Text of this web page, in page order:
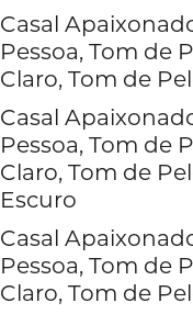
Casal
Pessoa, Tom de
Claro, Tom de
Casal
Pessoa, Tom de
Claro, Tom de
Escuro
Casal
Pessoa, Tom de
Claro, Tom de